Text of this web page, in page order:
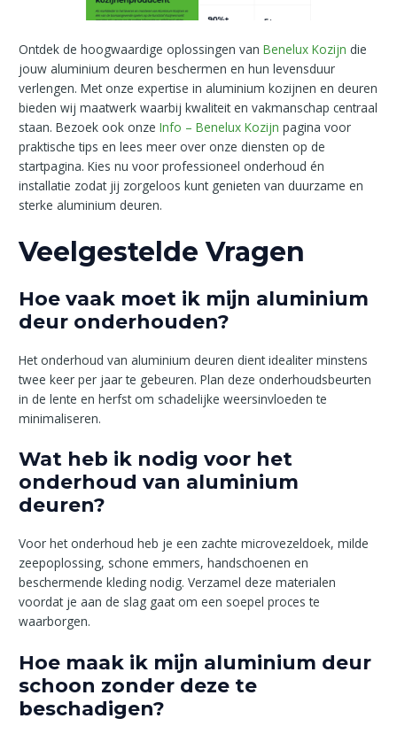
Ontdek de hoogwaardige oplossingen vanBenelux Kozijn die
jouw aluminium deuren beschermen en hun levensduur
verlengen. Met onze expertise in aluminium kozijnen en deuren
bieden wij maatwerk waarbij kwaliteit en vakmanschap centraal
staan. Bezoek ook onzeInfo – Benelux Kozijn pagina voor
praktische tips en lees meer over onze diensten op de
startpagina. Kies nu voor professioneel onderhoud én
installatie zodat jij zorgeloos kunt genieten van duurzame en
sterke aluminium deuren.
Veelgestelde Vragen
Hoe vaak moet ik mijn aluminium
deur onderhouden?
Het onderhoud van aluminium deuren dient idealiter minstens
twee keer per jaar te gebeuren. Plan deze onderhoudsbeurten
in de lente en herfst om schadelijke weersinvloeden te
minimaliseren.
Wat heb ik nodig voor het
onderhoud van aluminium
deuren?
Voor het onderhoud heb je een zachte microvezeldoek, milde
zeepoplossing, schone emmers, handschoenen en
beschermende kleding nodig. Verzamel deze materialen
voordat je aan de slag gaat om een soepel proces te
waarborgen.
Hoe maak ik mijn aluminium deur
schoon zonder deze te
beschadigen?